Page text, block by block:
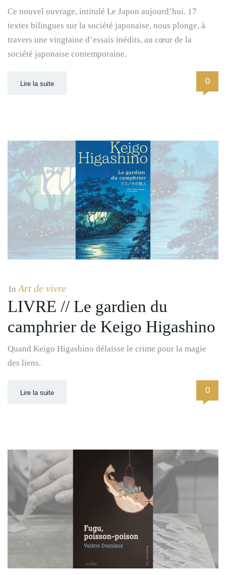
Ce nouvel ouvrage, intitulé Le Japon aujourd’hui. 17
textes bilingues sur la société japonaise, nous plonge, à
travers une vingtaine d’essais inédits, au cœur de la
société japonaise contemporaine.
Lire la suite 0
InArt de vivre
LIVRE // Le gardien du
camphrier de Keigo Higashino
Quand Keigo Higashino délaisse le crime pour la magie
des liens.
Lire la suite 0